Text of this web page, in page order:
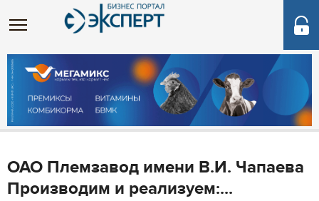
ОАО Племзавод имени В.И. Чапаева
Производим и реализуем:...